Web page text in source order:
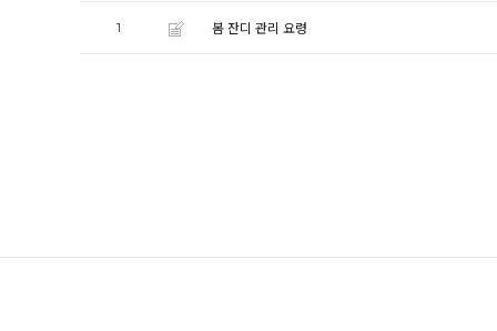
1 봄 잔디 관리 요령